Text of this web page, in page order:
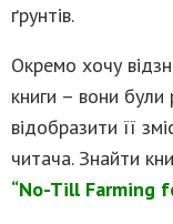
ґрунтів.
Окремо хочу
книги – вони
відобразити її
читача. Знайти
“No-Till Farming